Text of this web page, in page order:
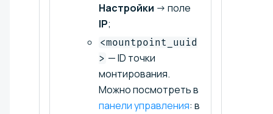
Настройки → поле
IP;
<mountpoint_uuid
> — ID точки
монтирования.
Можно посмотреть в
панели управления: в